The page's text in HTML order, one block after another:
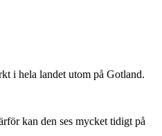
i hela landet utom på Gotland.
kan den ses mycket tidigt på